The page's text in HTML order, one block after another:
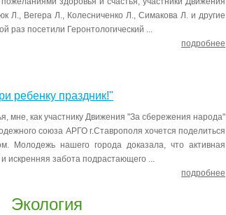
Л., Вегера Л., Колесниченко Л., Симакова Л. и другие
раз посетили Геронтологический ...
подробнее
ребенку праздник!"
мне, как участнику Движения "За сбережения народа"
союза АРГО г.Ставрополя хочется поделиться
Молодежь нашего города доказала, что активная
искренняя забота подрастающего ...
подробнее
Экология